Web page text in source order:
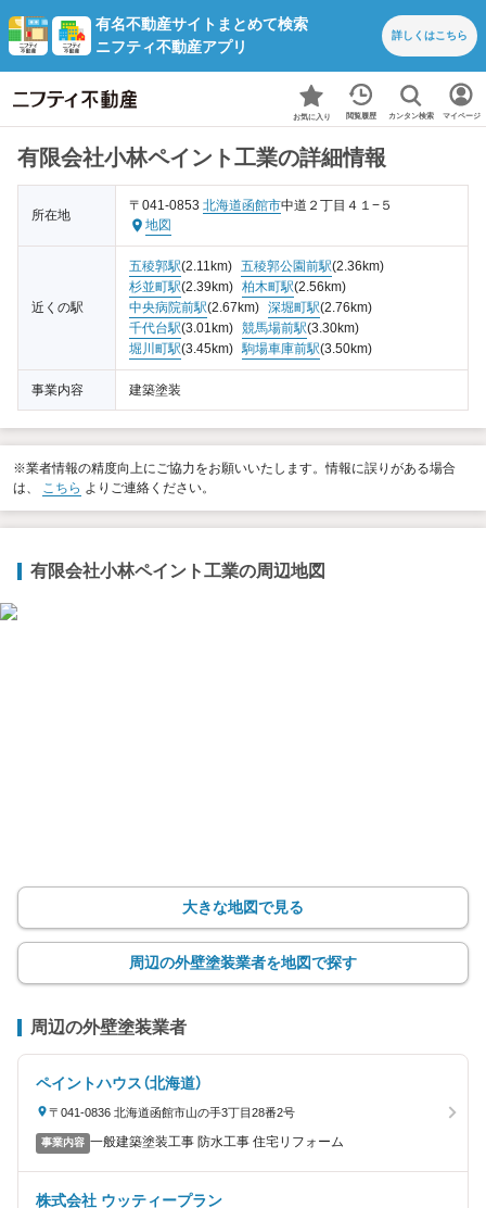
有名不動産サイトまとめて検索
ニフティ不動産アプリ
詳しくはこちら
お気に入り 閲覧履歴 カンタン検索 マイページ
有限会社小林ペイント工業の詳細情報
所在地
〒041-0853 北海道函館市中道２丁目４１−５
地図
近くの駅
五稜郭駅(2.11km) 五稜郭公園前駅(2.36km)
杉並町駅(2.39km) 柏木町駅(2.56km)
中央病院前駅(2.67km) 深堀町駅(2.76km)
千代台駅(3.01km) 競馬場前駅(3.30km)
堀川町駅(3.45km) 駒場車庫前駅(3.50km)
事業内容 建築塗装
※業者情報の精度向上にご協力をお願いいたします。情報に誤りがある場合
は、 こちら よりご連絡ください。
有限会社小林ペイント工業の周辺地図
大きな地図で見る
周辺の外壁塗装業者を地図で探す
周辺の外壁塗装業者
ペイントハウス（北海道）
〒041-0836 北海道函館市山の手3丁目28番2号
事業内容 一般建築塗装工事 防水工事 住宅リフォーム
株式会社 ウッティープラン